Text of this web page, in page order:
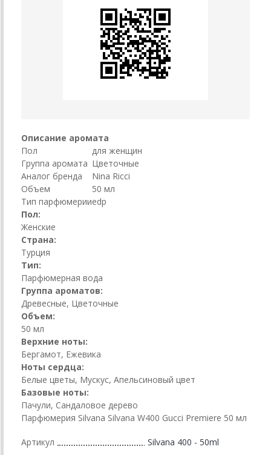
Описание аромата
Пол
для женщин
Группа аромата Цветочные
Аналог бренда
Nina Ricci
Объем
50 мл
Тип парфюмерииedp
Пол:
Женские
Страна:
Турция
Тип:
Парфюмерная вода
Группа ароматов:
Древесные, Цветочные
Объем:
50 мл
Верхние ноты:
Бергамот, Ежевика
Ноты сердца:
Белые цветы, Мускус, Апельсиновый цвет
Базовые ноты:
Пачули, Сандаловое дерево
Парфюмерия Silvana Silvana W400 Gucci Premiere 50 мл
Артикул Silvana 400 - 50ml